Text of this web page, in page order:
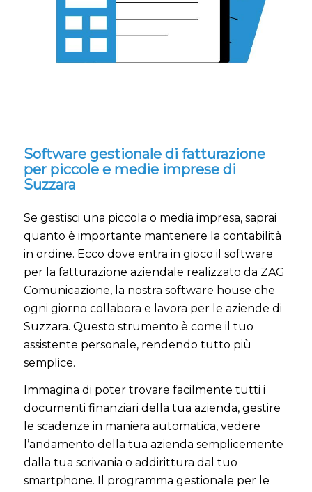
Software gestionale di fatturazione
per piccole e medie imprese di
Suzzara
Se gestisci una piccola o media impresa, saprai
quanto è importante mantenere la contabilità
in ordine. Ecco dove entra in gioco il software
per la fatturazione aziendale realizzato da ZAG
Comunicazione, la nostra software house che
ogni giorno collabora e lavora per le aziende di
Suzzara. Questo strumento è come il tuo
assistente personale, rendendo tutto più
semplice.
Immagina di poter trovare facilmente tutti i
documenti finanziari della tua azienda, gestire
le scadenze in maniera automatica, vedere
l’andamento della tua azienda semplicemente
dalla tua scrivania o addirittura dal tuo
smartphone. Il programma gestionale per le